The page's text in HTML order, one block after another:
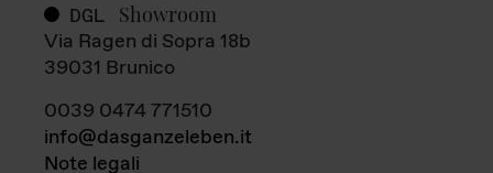
DGL Showroom
Via Ragen di Sopra 18b
39031 Brunico
0039 0474 771510
info@dasganzeleben.it
Note legali